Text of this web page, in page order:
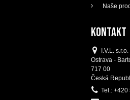
Naše
KONTAKT
I.V.L.
Ostrava -
717 00
Česká
Tel.: +420